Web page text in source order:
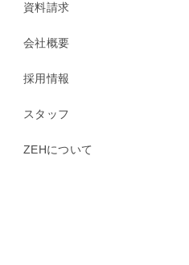
資料請求
会社概要
採用情報
スタッフ
ZEHについて